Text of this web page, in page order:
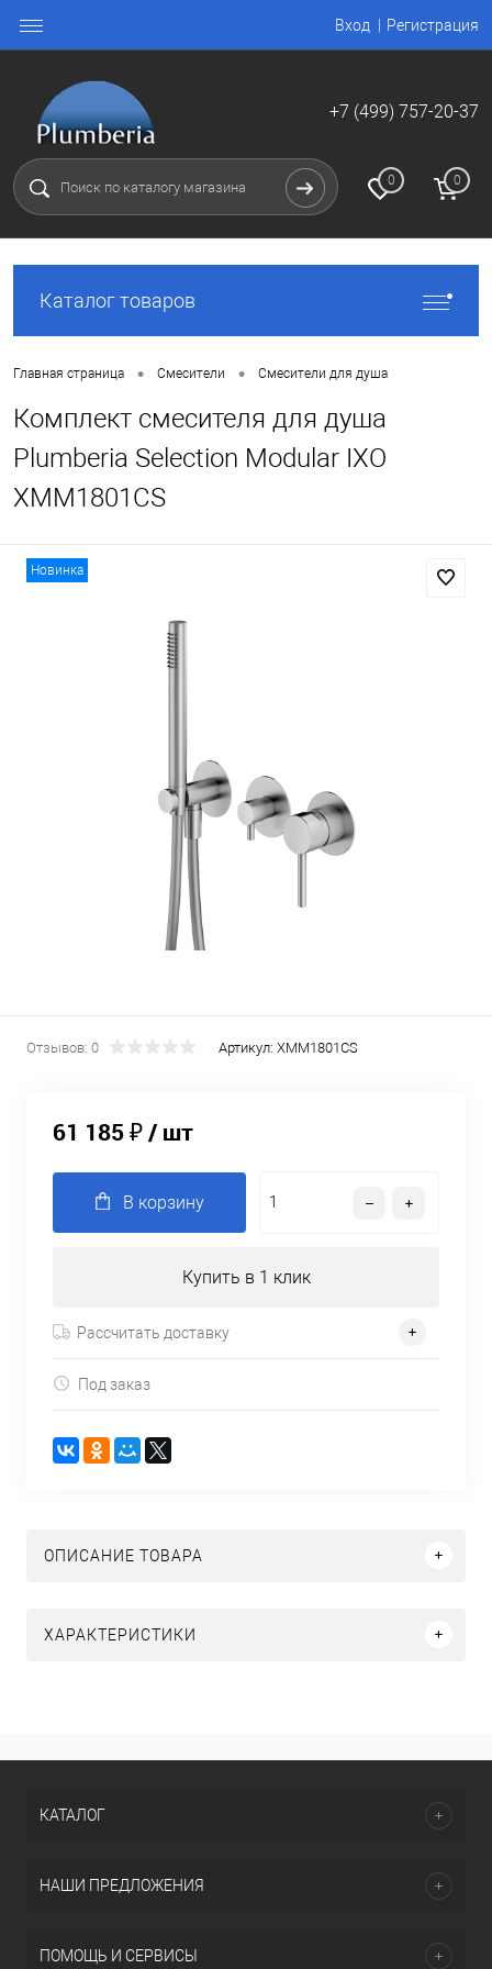
Вход Регистрация
+7 (499) 757-20-37
0 0
Каталог товаров
Главная страница • Смесители • Смесители для душа
Комплект смесителя для душа
Plumberia Selection Modular IXO
XMM1801CS
Новинка
Отзывов: 0 Артикул: XMM1801CS
61 185 ₽/ шт
В корзину
Купить в 1 клик
Рассчитать доставку
Под заказ
ОПИСАНИЕ ТОВАРА
ХАРАКТЕРИСТИКИ
КАТАЛОГ
НАШИ ПРЕДЛОЖЕНИЯ
ПОМОЩЬ И СЕРВИСЫ